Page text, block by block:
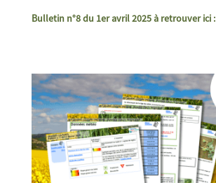
Bulletin n°8 du 1er avril 2025 à retrouver ici :